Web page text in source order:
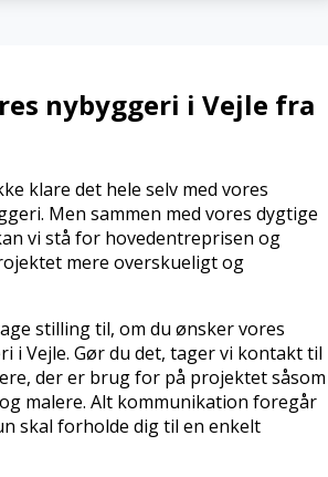
nybyggeri i Vejle fra
klare det hele selv med vores
Men sammen med vores dygtige
vi stå for hovedentreprisen og
mere overskueligt og
stilling til, om du ønsker vores
i Vejle. Gør du det, tager vi kontakt til
der er brug for på projektet såsom
malere. Alt kommunikation foregår
skal forholde dig til en enkelt